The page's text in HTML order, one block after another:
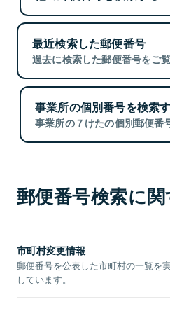
最近検索した郵便番号
過去に検索した郵便番号をご
事業所の個別番号を検索
事業所の７けたの個別郵便番
郵便番号検索に
市町村変更情報
郵便番号を公表した市町村の一覧を
しています。